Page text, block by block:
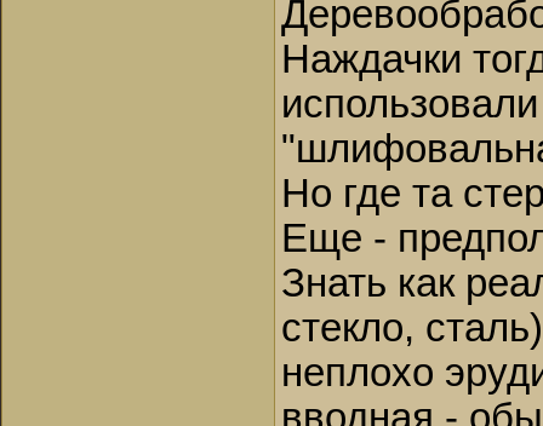
Наждачки
Но где та
Еще -
Знать как
стекло,
неплохо